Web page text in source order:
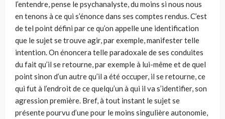
l’entendre, pense le psychanalyste, du moins si nous nous
en tenons à ce qui s’énonce dans ses comptes rendus. C’est
de tel point défini par ce qu’on appelle une identification
que le sujet se trouve agir, par exemple, manifester telle
intention. On énoncera telle paradoxale de ses conduites
du fait qu’il se retourne, par exemple à lui-même et de quel
point sinon d’un autre qu’il a été occuper, il se retourne, ce
qui fut à l’endroit de ce quelqu’un à qui il va s’identifier, son
agression première. Bref, à tout instant le sujet se
présente pourvu d’une pour le moins singulière autonomie,